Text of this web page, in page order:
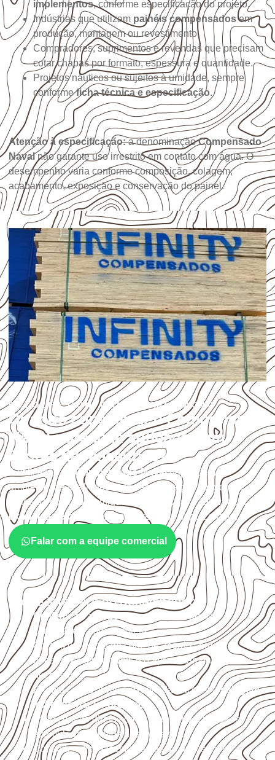
implementos, conforme especificação do projeto.
Indústrias que utilizam painéis compensadosem
produção, montagem ou revestimento.
Compradores, suprimentos e revendas que precisam
cotar chapas por formato, espessura e quantidade.
Projetos náuticos ou sujeitos à umidade, sempre
conformeficha técnica e especificação.
Atenção à especificação:a denominaçãoCompensado
Navalnão garante uso irrestrito em contato com água. O
desempenho varia conforme composição, colagem,
acabamento, exposição e conservação do painel.
ESCOLHA CONFORME A APLICAÇÃO
Quando considerar o Compensado
Naval para uma aplicação em
Brotas de Macaúbas?
A utilização do Compensado Navaldepende do
ambiente, da finalidade e da especificação do projeto.
Antes da cotação, verifique a
espessura, o formato, a
exposição e o acabamento
previstos para a chapa.
Falar com a equipe comercial
O que interfere no desempenho
Confirme se a espessura e o formatosão
compatíveis com o projeto.
Organize o plano de corte de acordo com as
dimensões disponíveis e o aproveitamento
necessário.
Proteja cortes, furos e extremidades com aselagem
indicada para o projeto.
Evite contato direto com o solo, chuva, umidade
acumulada e apoios desnivelados.
Consulte a ficha técnica antes de aplicações